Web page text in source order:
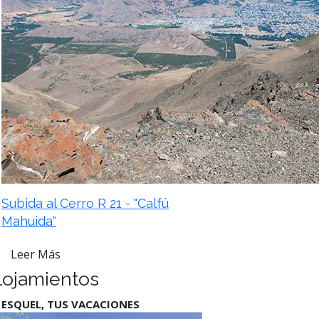
Subida al Cerro R 21 - "Calfú
Mahuida"
Leer Más
TUS VACACIONES